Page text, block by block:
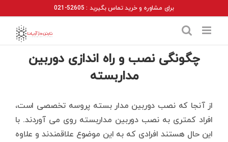
to
content
برای مشاوره و خرید تماس بگیرید : 52605-021
چگونگی نصب و راه اندازی دوربین
مداربسته
از آنجا که نصب دوربین مدار بسته پروسه تخصصی است،
افراد کمتری به نصب دوربین مداربسته روی می آوردند. با
این حال هستند افرادی که به این موضوع علاقمندند و علاوه